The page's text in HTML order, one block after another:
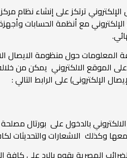
ترتكز على إنشاء نظام
المعلومات حول منظومة الايصال
على الموقع الالكتروني يمكن من
الإلكترونى) على الرابط التالي :
بالدخول على بورتال
وكذلك الاشعارات والتحديثات